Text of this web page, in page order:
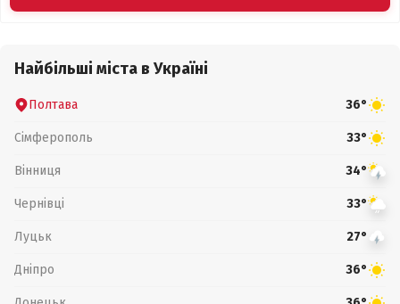
Найбільші міста в Україні
Полтава 36°
Сімферополь 33°
Вінниця 34°
Чернівці 33°
Луцьк 27°
Дніпро 36°